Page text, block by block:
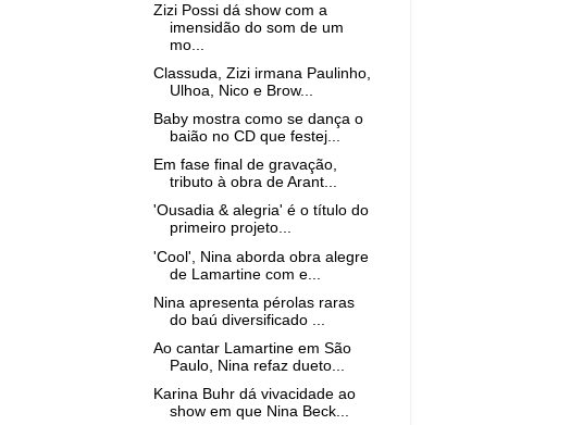
Zizi Possi dá show com a
imensidão do som de um
mo...
Classuda, Zizi irmana Paulinho,
Ulhoa, Nico e Brow...
Baby mostra como se dança o
baião no CD que festej...
Em fase final de gravação,
tributo à obra de Arant...
'Ousadia & alegria' é o título do
primeiro projeto...
'Cool', Nina aborda obra alegre
de Lamartine com e...
Nina apresenta pérolas raras
do baú diversificado ...
Ao cantar Lamartine em São
Paulo, Nina refaz dueto...
Karina Buhr dá vivacidade ao
show em que Nina Beck...